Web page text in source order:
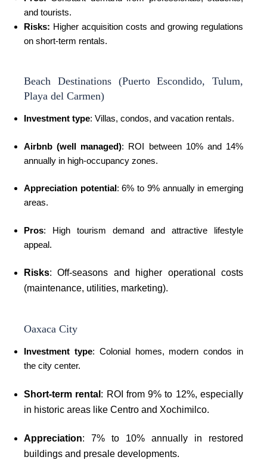
and tourists.
Risks: Higher acquisition costs and growing regulations
on short-term rentals.
Beach Destinations (Puerto Escondido, Tulum,
Playa del Carmen)
Investment type: Villas, condos, and vacation rentals.
Airbnb (well managed): ROI between 10% and 14%
annually in high-occupancy zones.
Appreciation potential : 6% to 9% annually in emerging
areas.
Pros: High tourism demand and attractive lifestyle
appeal.
Risks: Off-seasons and higher operational costs
(maintenance, utilities, marketing).
Oaxaca City
Investment type: Colonial homes, modern condos in
the city center.
Short-term rental : ROI from 9% to 12%, especially
in historic areas like Centro and Xochimilco.
Appreciation: 7% to 10% annually in restored
buildings and presale developments.